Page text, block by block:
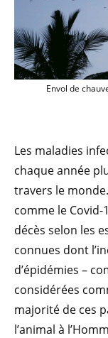
Envol de
Les maladies
chaque année
travers le
comme le
décès selon les
connues dont
d’épidémies –
considérées
majorité de ces
l’animal à